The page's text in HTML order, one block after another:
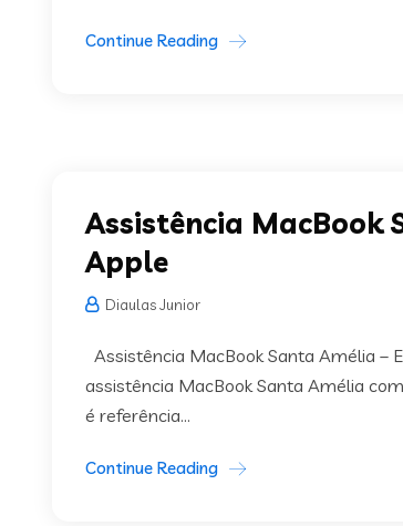
Continue Reading
Assistência MacBook
Apple
Diaulas Junior
Assistência MacBook Santa Amélia –
assistência MacBook Santa Amélia
é referência...
Continue Reading